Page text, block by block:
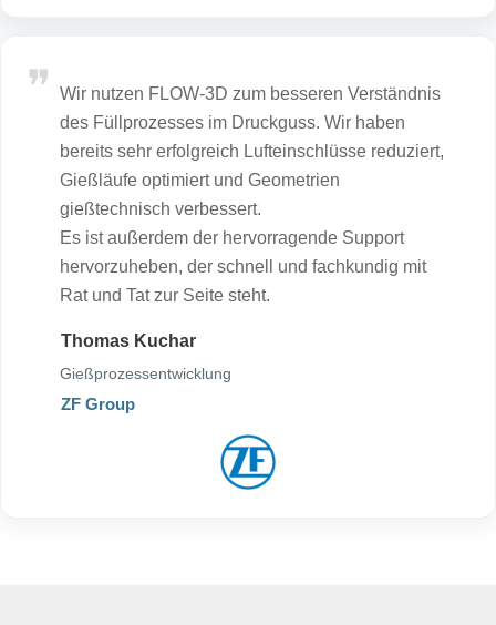
Wir nutzen FLOW-3D zum besseren Verständnis
des Füllprozesses im Druckguss. Wir haben
bereits sehr erfolgreich Lufteinschlüsse reduziert,
Gießläufe optimiert und Geometrien
gießtechnisch verbessert.
Es ist außerdem der hervorragende Support
hervorzuheben, der schnell und fachkundig mit
Rat und Tat zur Seite steht.
Thomas Kuchar
Gießprozessentwicklung
ZF Group